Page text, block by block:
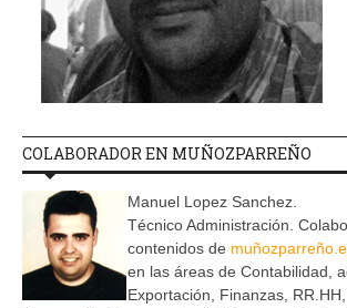
COLABORADOR EN MUÑOZPARREÑO
Manuel Lopez Sanchez.
Técnico Administración.
contenidos de
en las áreas de Contabilidad,
Exportación, Finanzas,